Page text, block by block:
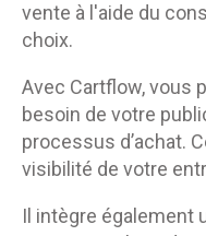
vente à l'aide du
choix.
Avec Cartflow, vous
besoin de votre
processus d’achat.
visibilité de votre
Il intègre également